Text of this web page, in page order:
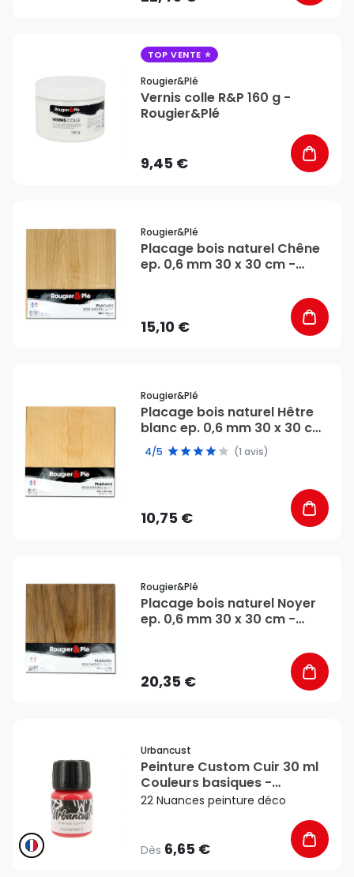
TOP VENTE
Rougier&plé
Vernis colle R&P 160 g -
Rougier&Plé
9,45 €
Rougier&plé
Placage bois naturel Chêne
ep. 0,6 mm 30 x 30 cm -
15,10 €
Rougier&plé
Placage bois naturel Hêtre
blanc ep. 0,6 mm 30 x 30 cm
- Rougier&Plé
4/5 (1 avis)
10,75 €
Rougier&plé
Placage bois naturel Noyer
ep. 0,6 mm 30 x 30 cm -
20,35 €
Urbancust
Peinture Custom Cuir 30 ml
Couleurs basiques -
Urbancust
22 Nuances peinture déco
Dès 6,65 €